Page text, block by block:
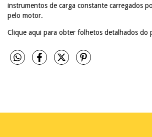
instrumentos de carga constante carregados
pelo motor.
Clique aqui para obter folhetos detalhados do